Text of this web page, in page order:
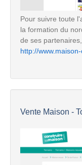
Pour suivre toute
la formation du
de ses
http://
Vente Maison -